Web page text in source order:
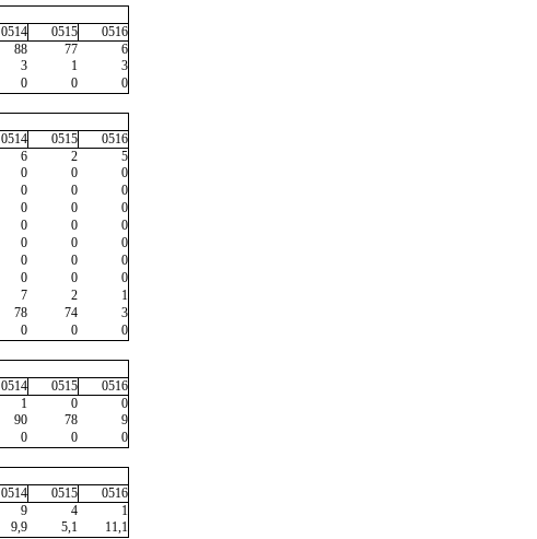
0514 0515
0516
88 77
6
3 1
3
0 0
0
0514 0515
0516
6 2
5
0 0
0
0 0
0
0 0
0
0 0
0
0 0
0
0 0
0
0 0
0
7 2
1
78 74
3
0 0
0
0514 0515
0516
1 0
0
90 78
9
0 0
0
0514 0515
0516
9 4
1
9,9 5,1
11,1